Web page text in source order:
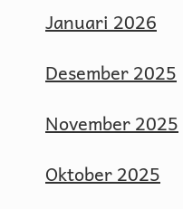
Januari 2026
Desember 2025
November 2025
Oktober 2025